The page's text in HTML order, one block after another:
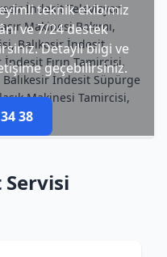
teknik ekibimiz
ve 7/24 destek
Detaylı bilgi ve
geçebilirsiniz.
38
İndesit Televizyon
Makinesi Bakımı,
Balıkesir İndesit
Fırın Tamircisi,
Balıkesir İndesit Süpürge
Makinesi Tamircisi,